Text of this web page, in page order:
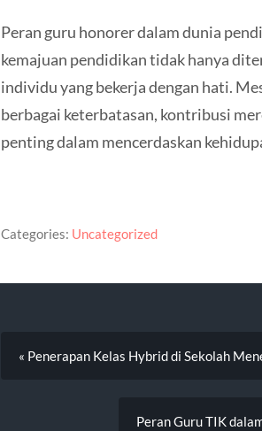
Peran guru honorer dalam dunia
kemajuan pendidikan tidak hanya
individu yang bekerja dengan hati.
berbagai keterbatasan, kontribusi
penting dalam mencerdaskan
Categories: Uncategorized
« Penerapan Kelas Hybrid di Sekolah
Peran Guru TIK